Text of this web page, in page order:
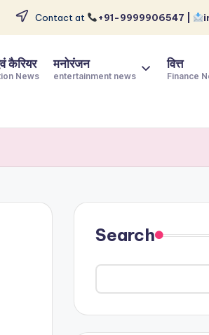
Contact at +91-9999906547 |
कैरियर
News
मनोरंजन
entertainment news
वित्त
Finance
Search